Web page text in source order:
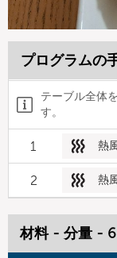
プログラムの
テーブル全体
す。
1 熱
2 熱
材料 - 分量 - 6